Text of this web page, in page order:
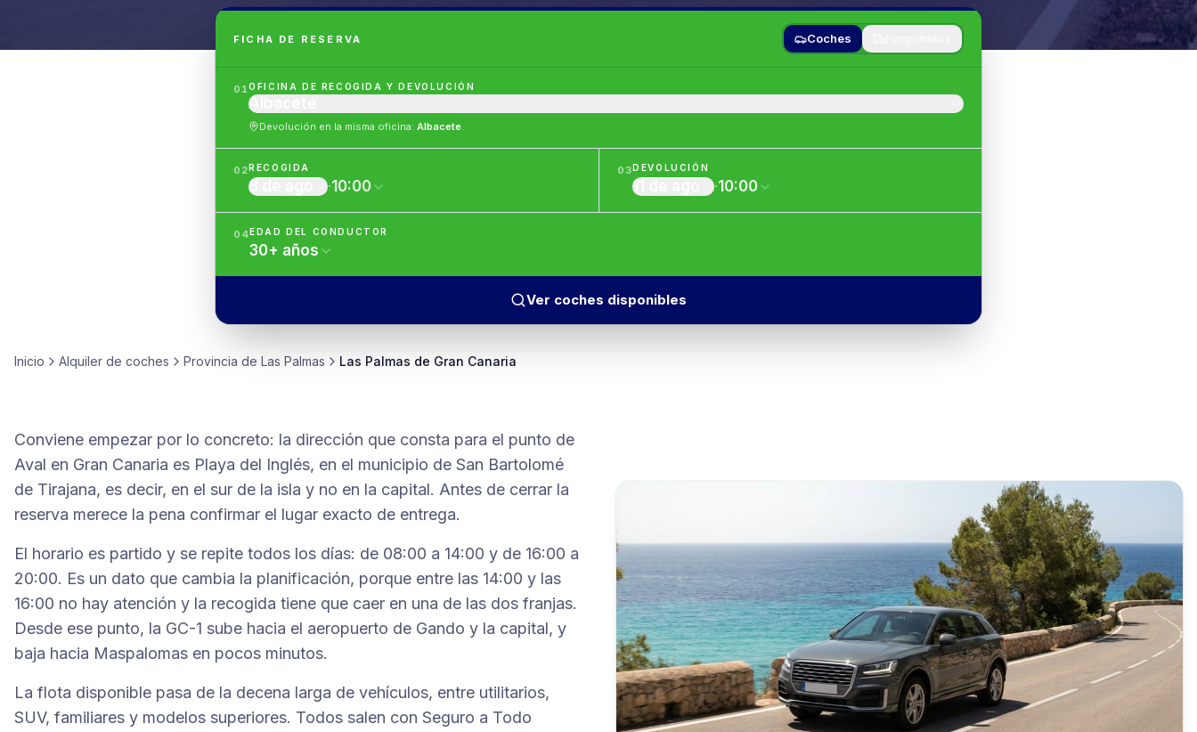
FICHA DE RESERVA Coches
01OFICINA DE RECOGIDA Y DEVOLUCIÓN
Albacete
Devolución en la misma oficina:Albacete.
02RECOGIDA
8 de ago ·10:00
03DEVOLUCIÓN
11 de ago ·10:00
04EDAD DEL CONDUCTOR
30+ años
Ver coches disponibles
Inicio Alquiler de coches Provincia de Las Palmas Las Palmas de Gran Canaria
Conviene empezar por lo concreto: la dirección que consta para el punto de
Aval en Gran Canaria es Playa del Inglés, en el municipio de San Bartolomé
de Tirajana, es decir, en el sur de la isla y no en la capital. Antes de cerrar la
reserva merece la pena confirmar el lugar exacto de entrega.
El horario es partido y se repite todos los días: de 08:00 a 14:00 y de 16:00 a
20:00. Es un dato que cambia la planificación, porque entre las 14:00 y las
16:00 no hay atención y la recogida tiene que caer en una de las dos franjas.
Desde ese punto, la GC-1 sube hacia el aeropuerto de Gando y la capital, y
baja hacia Maspalomas en pocos minutos.
La flota disponible pasa de la decena larga de vehículos, entre utilitarios,
SUV, familiares y modelos superiores. Todos salen con Seguro a Todo